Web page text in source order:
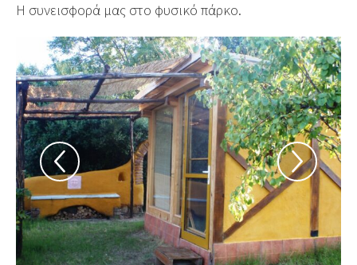
Η συνεισφορά μας στο φυσικό πάρκο.